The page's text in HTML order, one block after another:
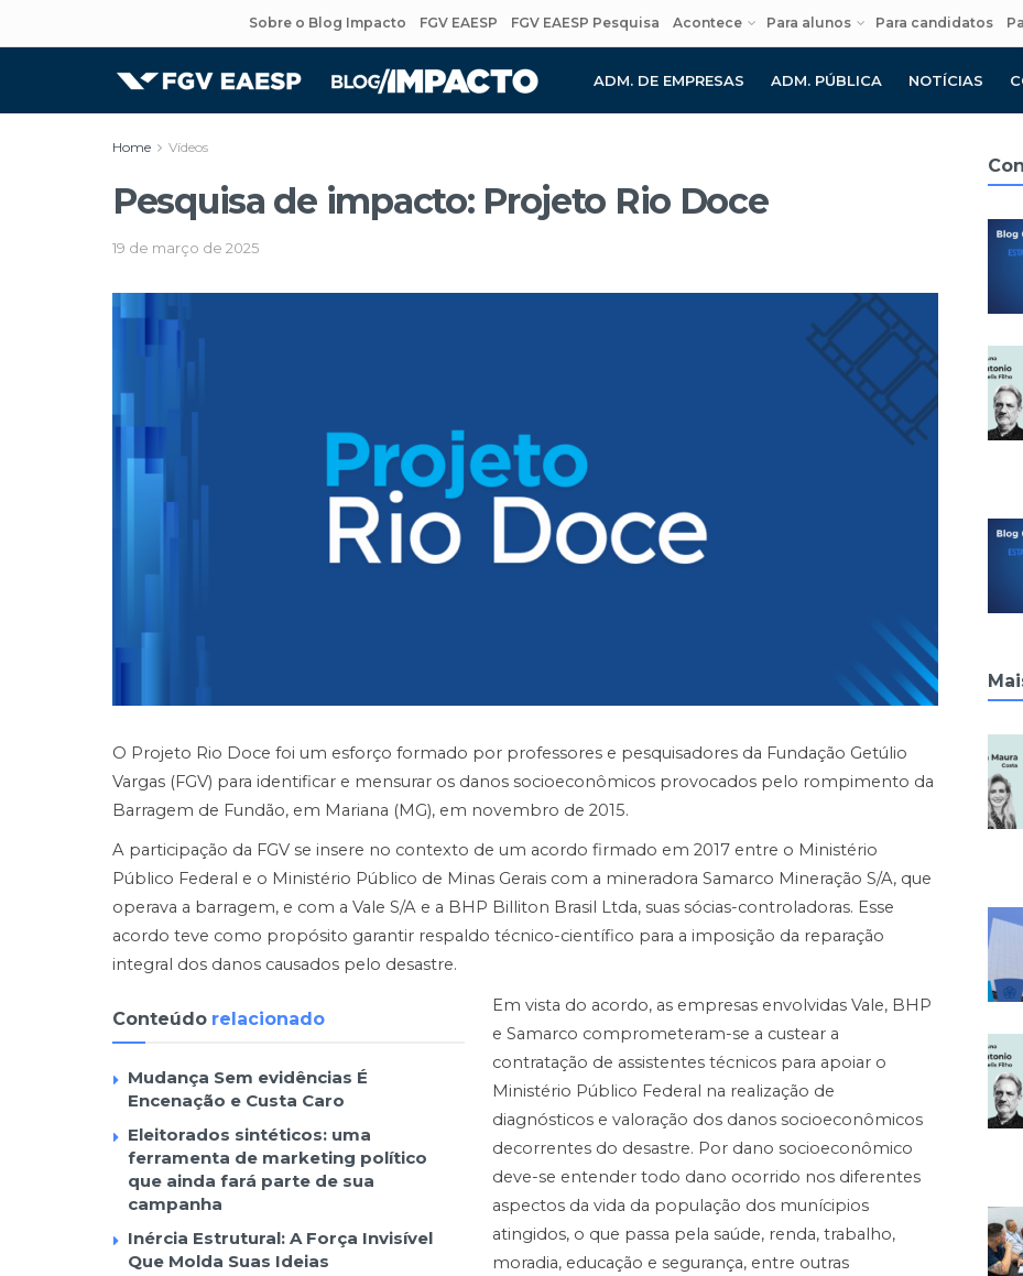
Sobre o Blog Impacto FGV EAESP FGV EAESP Pesquisa Acontece Para alunos Para candidatos
ADM. DE EMPRESAS ADM. PÚBLICA NOTÍCIAS
Home Vídeos
Pesquisa de impacto: Projeto Rio Doce
19 de março de 2025
O Projeto Rio Doce foi um esforço formado por professores e pesquisadores da Fundação Getúlio
Vargas (FGV) para identificar e mensurar os danos socioeconômicos provocados pelo rompimento da
Barragem de Fundão, em Mariana (MG), em novembro de 2015.
A participação da FGV se insere no contexto de um acordo firmado em 2017 entre o Ministério
Público Federal e o Ministério Público de Minas Gerais com a mineradora Samarco Mineração S/A, que
operava a barragem, e com a Vale S/A e a BHP Billiton Brasil Ltda, suas sócias-controladoras. Esse
acordo teve como propósito garantir respaldo técnico-científico para a imposição da reparação
integral dos danos causados pelo desastre.
Conteúdo relacionado
Mudança Sem evidências É
Encenação e Custa Caro
Eleitorados sintéticos: uma
ferramenta de marketing político
que ainda fará parte de sua
campanha
Inércia Estrutural: A Força Invisível
Que Molda Suas Ideias
Em vista do acordo, as empresas envolvidas Vale, BHP
e Samarco comprometeram-se a custear a
contratação de assistentes técnicos para apoiar o
Ministério Público Federal na realização de
diagnósticos e valoração dos danos socioeconômicos
decorrentes do desastre. Por dano socioeconômico
deve-se entender todo dano ocorrido nos diferentes
aspectos da vida da população dos munícipios
atingidos, o que passa pela saúde, renda, trabalho,
moradia, educação e segurança, entre outras